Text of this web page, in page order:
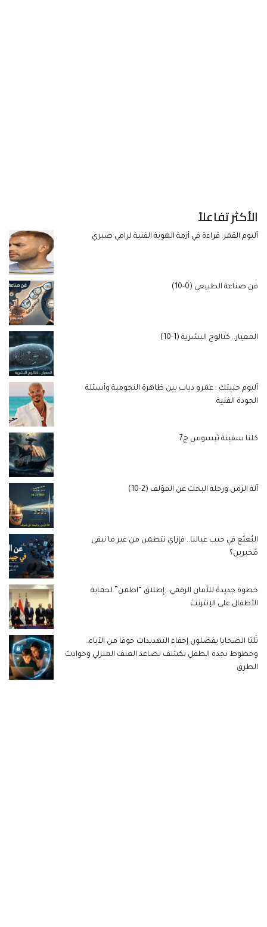
الأكثر تفاعلاً
ألبوم القمر: قراءة في أزمة الهوية الفنية لرامي صبري
فن صناعة الطبيعي (0-10)
المعيار.. كتالوج البشرية (1-10)
ألبوم حبيتك : عمرو دياب بين ظاهرة النجومية وأسئلة
الجودة الفنية
كلنا سفينة ثيسوس ج7
آلة الزمن ورحلة البحث عن المؤلف (2-10)
البُعبُع في جيب عيالنا.. فإزاي نتطمن من غير ما نبقى
مُخبرين؟
خطوة جديدة للأمان الرقمي.. إطلاق “اطمن” لحماية
الأطفال على الإنترنت
ثُلثا الضحايا يفضلون إخفاء التهديدات خوفا من الآباء..
وخطوط نجدة الطفل تكشف تصاعد العنف المنزلي وحوادث
الطرق